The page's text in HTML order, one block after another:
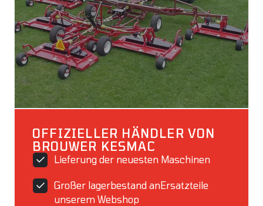
OFFIZIELLER HÄNDLER VON
BROUWER KESMAC
Lieferung der neuesten Maschinen
Großer lagerbestand anErsatzteile
unserem Webshop